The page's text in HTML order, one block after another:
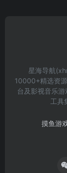
星海导航
10000+精选资
台及影视音乐
工具
摸鱼游